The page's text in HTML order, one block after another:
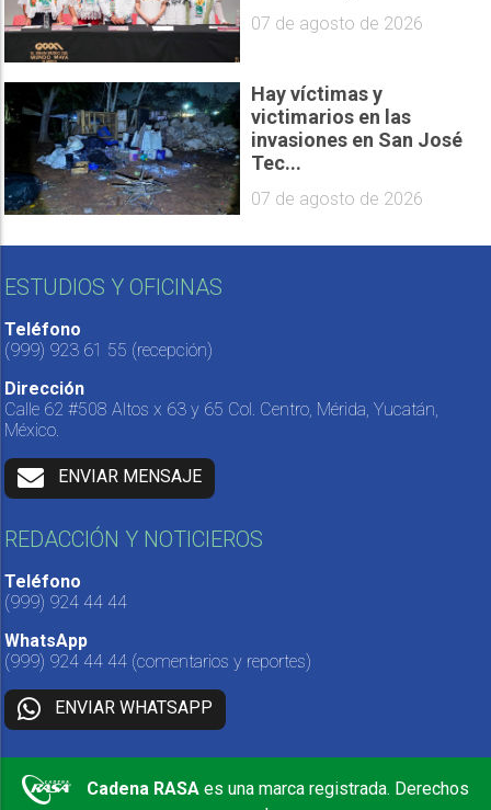
07 de agosto de 2026
Hay víctimas y
victimarios en las
invasiones en San José
Tec...
07 de agosto de 2026
ESTUDIOS Y OFICINAS
Teléfono
(999) 923 61 55 (recepción)
Dirección
Calle 62 #508 Altos x 63 y 65 Col. Centro, Mérida, Yucatán,
México.
ENVIAR MENSAJE
REDACCIÓN Y NOTICIEROS
Teléfono
(999) 924 44 44
WhatsApp
(999) 924 44 44 (comentarios y reportes)
ENVIAR WHATSAPP
Cadena RASA es una marca registrada. Derechos